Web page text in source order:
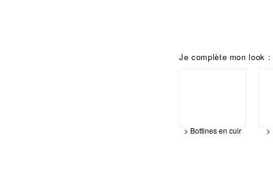
Je complète mon look :
> Bottines en cuir >